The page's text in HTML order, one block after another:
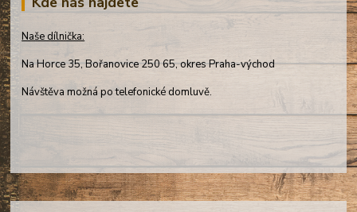
Naše dílnička:
Na Horce 35, Bořanovice 250 65, okres Praha-východ
Návštěva možná po telefonické domluvě.